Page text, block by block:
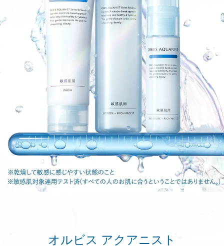
オルビス アクアニスト